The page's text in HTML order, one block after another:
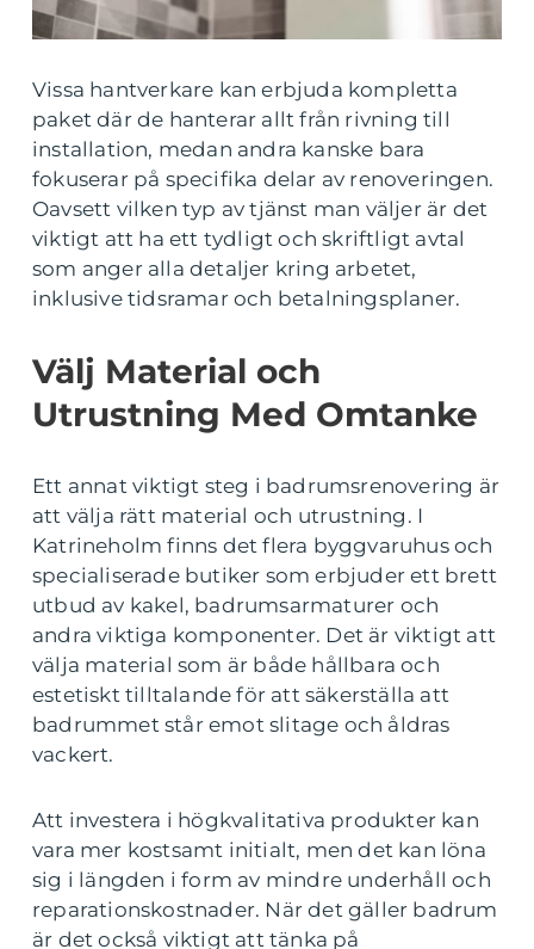
Vissa hantverkare kan erbjuda kompletta
paket där de hanterar allt från rivning till
installation, medan andra kanske bara
fokuserar på specifika delar av renoveringen.
Oavsett vilken typ av tjänst man väljer är det
viktigt att ha ett tydligt och skriftligt avtal
som anger alla detaljer kring arbetet,
inklusive tidsramar och betalningsplaner.
Välj Material och
Utrustning Med Omtanke
Ett annat viktigt steg i badrumsrenovering är
att välja rätt material och utrustning. I
Katrineholm finns det flera byggvaruhus och
specialiserade butiker som erbjuder ett brett
utbud av kakel, badrumsarmaturer och
andra viktiga komponenter. Det är viktigt att
välja material som är både hållbara och
estetiskt tilltalande för att säkerställa att
badrummet står emot slitage och åldras
vackert.
Att investera i högkvalitativa produkter kan
vara mer kostsamt initialt, men det kan löna
sig i längden i form av mindre underhåll och
reparationskostnader. När det gäller badrum
är det också viktigt att tänka på